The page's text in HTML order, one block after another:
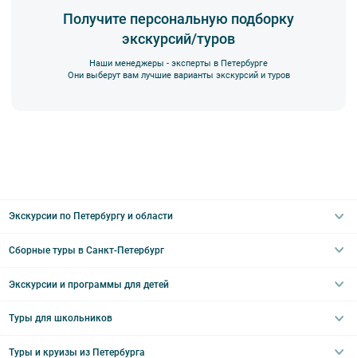
Получите персональную подборку
экскурсий/туров
Наши менеджеры - эксперты в Петербурге
Они выберут вам лучшие варианты экскурсий и туров
Экскурсии по Петербургу и области
Интерьерные
Сборные туры в Санкт-Петербург
Туры в Санкт-Петербург на 2 дня
Экскурсии и программы для детей
Загородные экскурсии
Туры для школьников
Туры и круизы из Петербурга